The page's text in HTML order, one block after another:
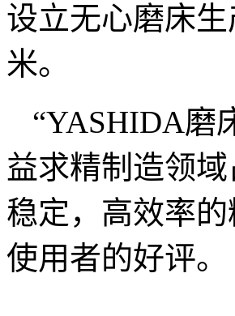
设立无心磨床
米。
“YASHIDA磨
益求精制造领
稳定，高效率
使用者的好评。